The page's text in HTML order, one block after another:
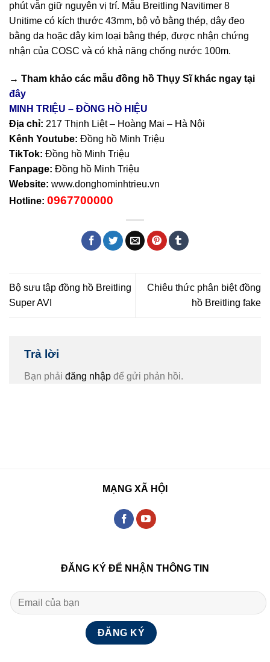
phút vẫn giữ nguyên vị trí. Mẫu Breitling Navitimer 8
Unitime có kích thước 43mm, bộ vỏ bằng thép, dây đeo
bằng da hoặc dây kim loại bằng thép, được nhận chứng
nhận của COSC và có khả năng chống nước 100m.
→ Tham khảo các mẫu đồng hồ Thụy Sĩkhác ngay tại
đây
MINH TRIỆU – ĐỒNG HỒ HIỆU
Địa chỉ: 217 Thịnh Liệt – Hoàng Mai – Hà Nội
Kênh Youtube: Đồng hồ Minh Triệu
TikTok: Đồng hồ Minh Triệu
Fanpage: Đồng hồ Minh Triệu
Website: www.donghominhtrieu.vn
Hotline: 0967700000
Bộ sưu tập đồng hồ Breitling
Super AVI
Chiêu thức phân biệt đồng
hồ Breitling fake
Trả lời
Bạn phải đăng nhập để gửi phản hồi.
MẠNG XÃ HỘI
ĐĂNG KÝ ĐỂ NHẬN THÔNG TIN